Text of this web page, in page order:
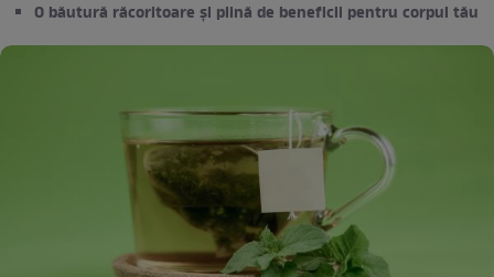
O băutură răcoritoare și plină de beneficii pentru corpul tău